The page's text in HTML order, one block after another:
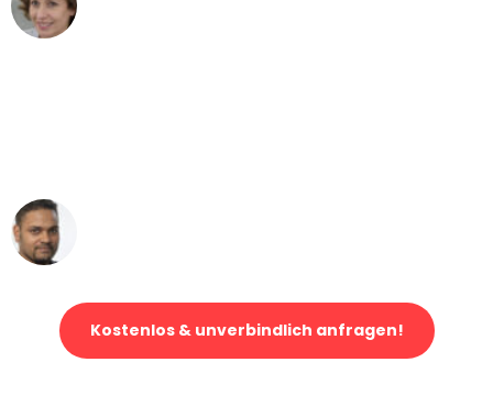
Kostenlos & unverbindlich anfragen!